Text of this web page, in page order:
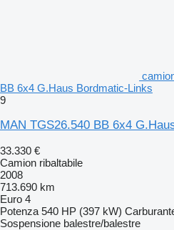
BB 6x4 G.Haus Bordmatic-Links
9
MAN TGS26.540 BB 6x4
33.330 €
Camion ribaltabile
2008
713.690 km
Euro 4
Potenza 540 HP (397 kW)
Sospensione balestre/balestre